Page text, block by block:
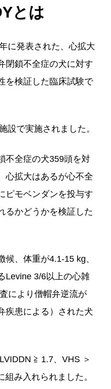
とは
に発表された、心拡大
閉鎖不全症の犬に対す
を検証した臨床試験で
設で実施されました。
不全症の犬359頭を対
心拡大はあるが心不全
ピモベンダンを投与す
るかどうかを検証した
、体重が4.1-15 kg、
Levine 3/6以上の心雑
により僧帽弁逆流が
疾患による）された犬
≧ 1.7、VHS ＞
み入れられました。